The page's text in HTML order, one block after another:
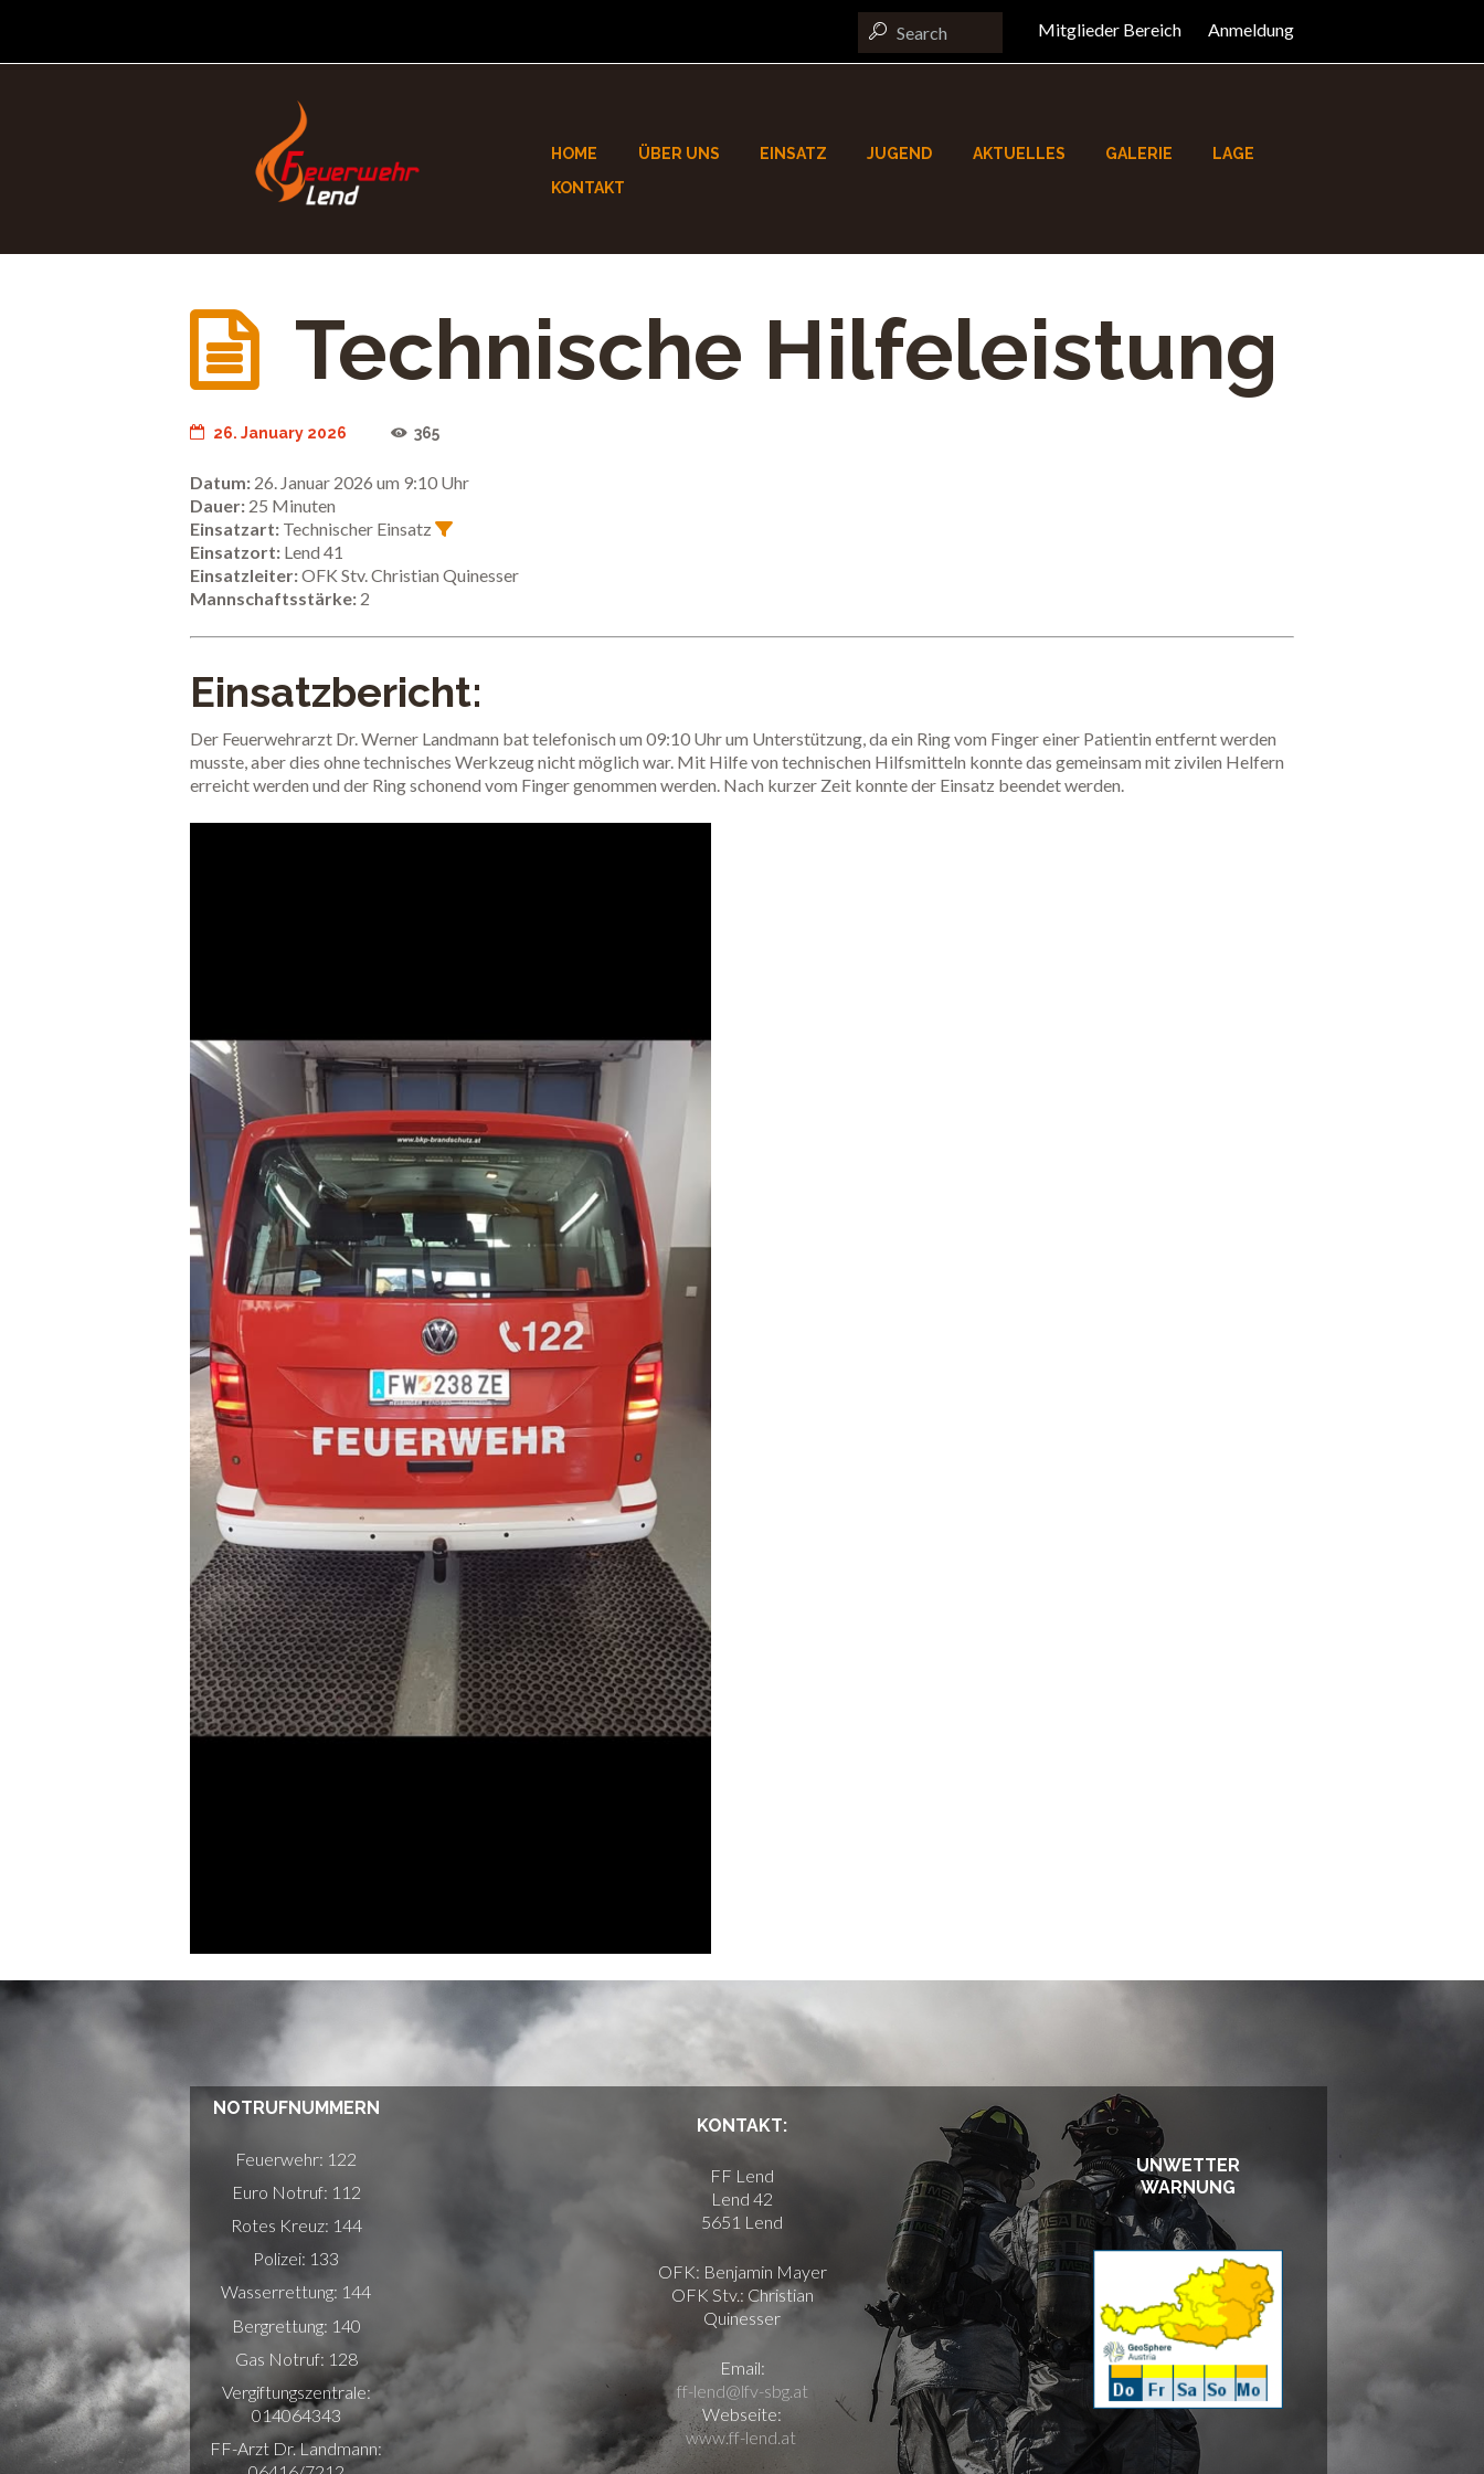
Mitglieder Bereich Anmeldung
HOME ÜBER UNS EINSATZ JUGEND AKTUELLES GALERIE
LAGE
KONTAKT
Technische Hilfeleistung
26. January 2026 365
Datum: 26. Januar 2026 um 9:10 Uhr
Dauer: 25 Minuten
Einsatzart: Technischer Einsatz
Einsatzort: Lend 41
Einsatzleiter:OFK Stv. Christian Quinesser
Mannschaftsstärke: 2
Einsatzbericht:
Der Feuerwehrarzt Dr. Werner Landmann bat telefonisch um 09:10 Uhr um Unterstützung, da ein Ring vom Finger einer Patientin entfernt werden
musste, aber dies ohne technisches Werkzeug nicht möglich war. Mit Hilfe von technischen Hilfsmitteln konnte das gemeinsam mit zivilen Helfern
erreicht werden und der Ring schonend vom Finger genommen werden. Nach kurzer Zeit konnte der Einsatz beendet werden.
NOTRUFNUMMERN
Feuerwehr: 122
Euro Notruf: 112
Rotes Kreuz: 144
Polizei: 133
Wasserrettung: 144
Bergrettung: 140
Gas Notruf: 128
Vergiftungszentrale:
014064343
FF-Arzt Dr. Landmann:
KONTAKT:
FF Lend
Lend 42
5651 Lend
OFK: Benjamin Mayer
OFK Stv.: Christian
Quinesser
Email:
ff-lend@lfv-sbg.at
Webseite:
www.ff-lend.at
UNWETTER
WARNUNG